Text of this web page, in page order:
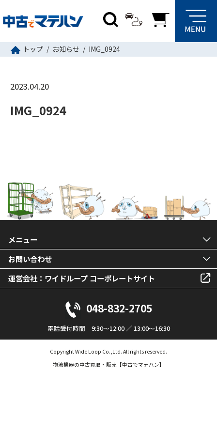
トップ お知らせ IMG_0924
2023.04.20
IMG_0924
メニュー
お問い合わせ
運営会社：ワイドループ コーポレートサイト
048-832-2705
電話受付時間 9:30～12:00 ／ 13:00～16:30
Copyright Wide Loop Co.,Ltd. All rights reserved.
物流機器の中古買取・販売【中古でマテハン】